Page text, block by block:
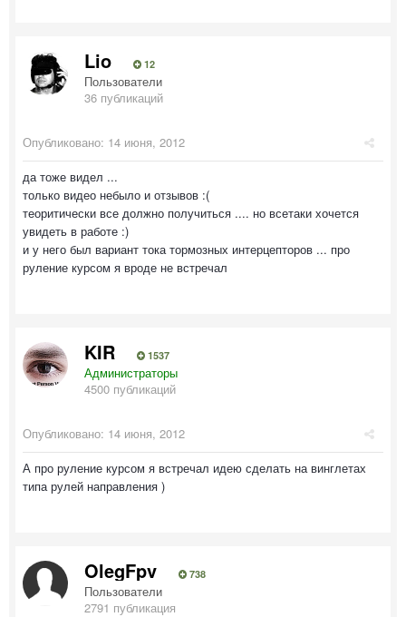
Lio 12
Пользователи
36 публикаций
Опубликовано: 14 июня, 2012
да тоже видел ...
только видео небыло и отзывов :(
теоритически все должно получиться .... но всетаки хочется
увидеть в работе :)
и у него был вариант тока тормозных интерцепторов ... про
руление курсом я вроде не встречал
KIR 1537
Администраторы
4500 публикаций
Опубликовано: 14 июня, 2012
А про руление курсом я встречал идею сделать на винглетах
типа рулей направления )
OlegFpv 738
Пользователи
2791 публикация